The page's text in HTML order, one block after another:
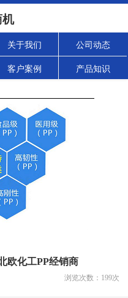
机
关于我们 公司动态
客户案例 产品知识
欧化工PP经销商
浏览次数： 199次